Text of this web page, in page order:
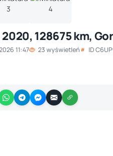
128675 km,
11:47 23 wyświetleń ID